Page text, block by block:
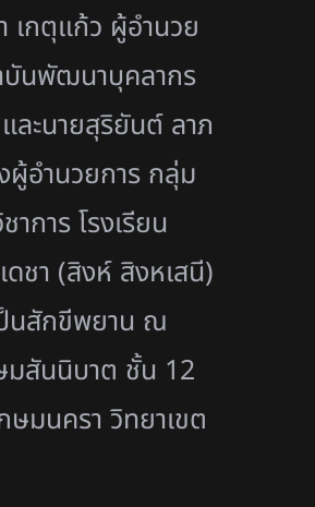
เกตุแก้ว ผู้อำนวย
บันพัฒนาบุคลากร
ละนายสุริยันต์ ลาภ
ผู้อำนวยการ กลุ่ม
าการ โรงเรียน
ดชา (สิงห์ สิงหเสนี)
นสักขีพยาน ณ
มสันนิบาต ชั้น 12
ษมนครา วิทยาเขต